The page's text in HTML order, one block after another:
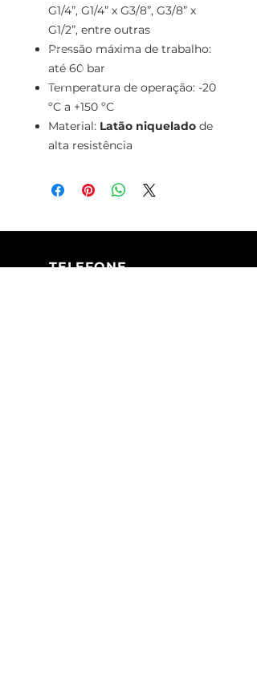
G1/4”, G1/4” x G3/8”, G3/8” x
G1/2”, entre outras
Pressão máxima de trabalho:
até 60 bar
Temperatura de operação: -20
ºC a +150 ºC
Material: Latão niquelado de
alta resistência
TELEFONE